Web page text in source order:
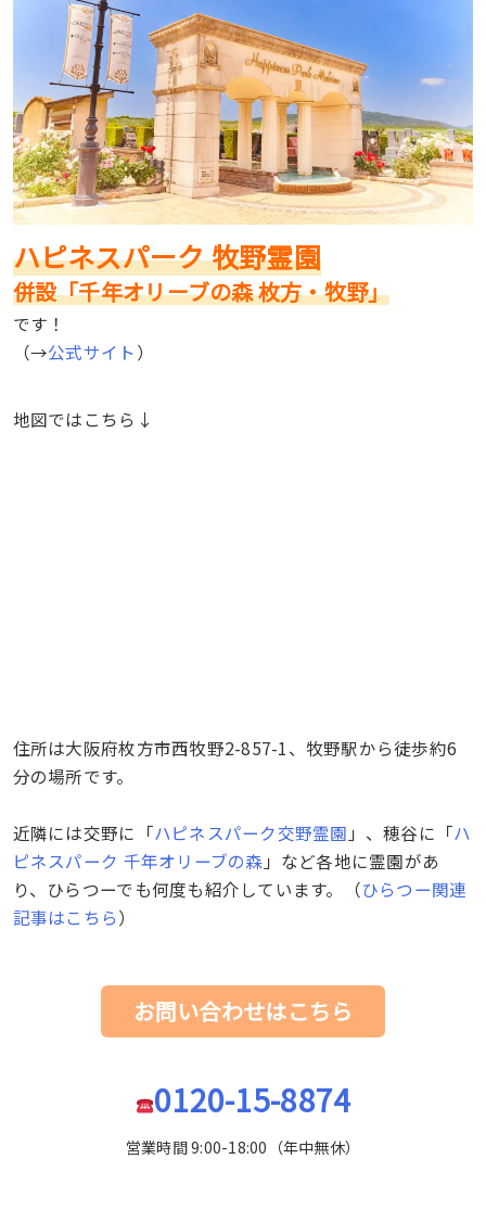
ハピネスパーク 牧野霊園
併設「千年オリーブの森 枚方・牧野」
です！
（→公式サイト ）
地図ではこちら↓
住所は大阪府枚方市西牧野2-857-1、牧野駅から徒歩約6
分の場所です。
近隣には交野に「ハピネスパーク交野霊園 」、穂谷に「ハ
ピネスパーク 千年オリーブの森 」など各地に霊園があ
り、ひらつーでも何度も紹介しています。（ひらつー関連
記事はこちら）
お問い合わせはこちら
0120-15-8874
営業時間 9:00-18:00（年中無休）